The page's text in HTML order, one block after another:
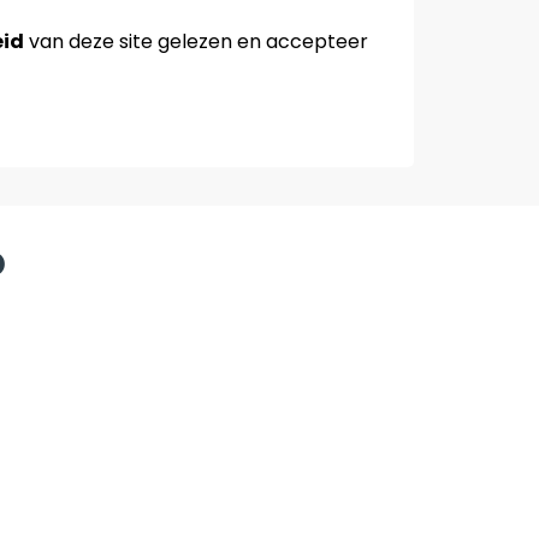
van deze site gelezen en accepteer